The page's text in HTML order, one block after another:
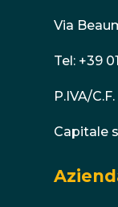
Via
Tel: +39
P.IVA/
Capitale